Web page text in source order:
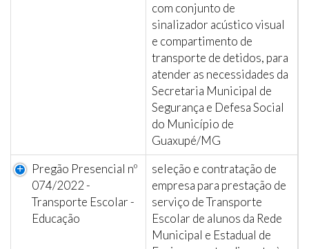
com conjunto de
sinalizador acústico visual
e compartimento de
transporte de detidos, para
atender as necessidades da
Secretaria Municipal de
Segurança e Defesa Social
do Município de
Guaxupé/MG
Pregão Presencial nº
074/2022 -
Transporte Escolar -
Educação
seleção e contratação de
empresa para prestação de
serviço de Transporte
Escolar de alunos da Rede
Municipal e Estadual de